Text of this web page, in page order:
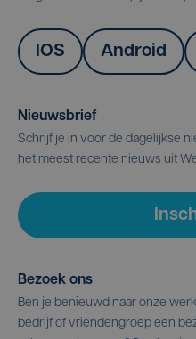
IOS Android
Nieuwsbrief
Schrijf je in voor de dagelijkse
het meest recente nieuws uit
Bezoek ons
Ben je benieuwd naar onze
bedrijf of vriendengroep een